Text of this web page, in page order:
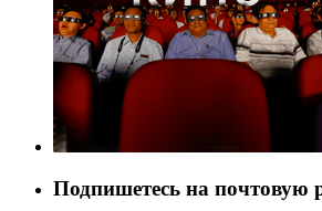
Подпишетесь на почтовую